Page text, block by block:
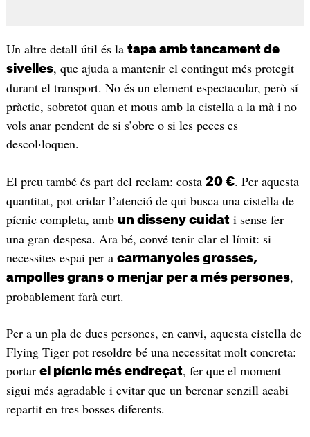
Un altre detall útil és la tapa amb tancament de
sivelles, que ajuda a mantenir el contingut més protegit
durant el transport. No és un element espectacular, però sí
pràctic, sobretot quan et mous amb la cistella a la mà i no
vols anar pendent de si s’obre o si les peces es
descol·loquen.
El preu també és part del reclam: costa 20 €. Per aquesta
quantitat, pot cridar l’atenció de qui busca una cistella de
pícnic completa, amb un disseny cuidati sense fer
una gran despesa. Ara bé, convé tenir clar el límit: si
necessites espai per a carmanyoles grosses,
ampolles grans o menjar per a més persones,
probablement farà curt.
Per a un pla de dues persones, en canvi, aquesta cistella de
Flying Tiger pot resoldre bé una necessitat molt concreta:
portar el pícnic més endreçat, fer que el moment
sigui més agradable i evitar que un berenar senzill acabi
repartit en tres bosses diferents.